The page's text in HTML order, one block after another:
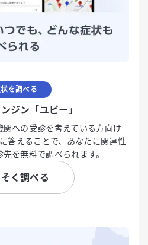
を調べる
ジン「ユビー」
への受診を考えている方向け
答えることで、あなたに関連性
を無料で調べられます。
く調べる